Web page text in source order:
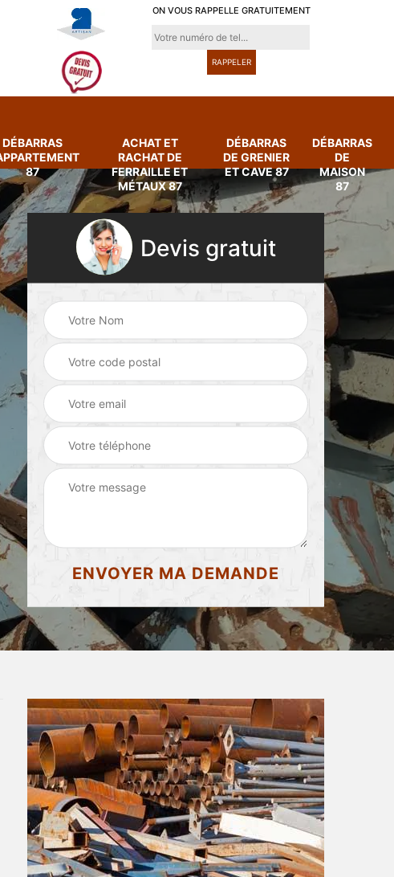
ON VOUS RAPPELLE GRATUITEMENT
DÉBARRAS
87
ACHAT ET
RACHAT DE
FERRAILLE ET
MÉTAUX 87
DÉBARRAS
DE GRENIER
ET CAVE 87
DÉBARRAS
DE
MAISON
87
87
d'appartement 87
Achat et rachat de
ferraille et métaux
87
Devis gratuit